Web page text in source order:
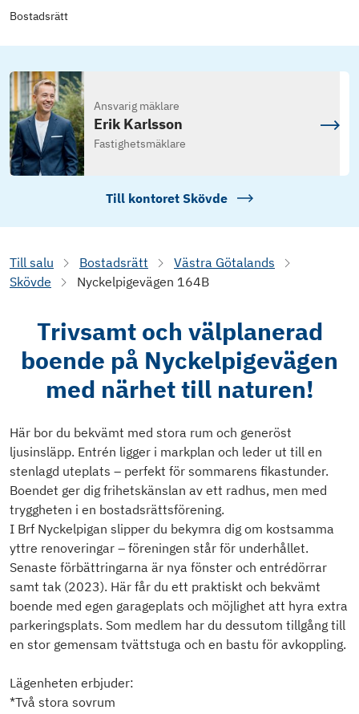
Bostadsrätt
Ansvarig mäklare
Erik Karlsson
Fastighetsmäklare
Till kontoret Skövde
Till salu Bostadsrätt
Västra Götalands
Skövde
Nyckelpigevägen 164B
Trivsamt och välplanerad
boende på Nyckelpigevägen
med närhet till naturen!
Här bor du bekvämt med stora rum och generöst
ljusinsläpp. Entrén ligger i markplan och leder ut till en
stenlagd uteplats – perfekt för sommarens fikastunder.
Boendet ger dig frihetskänslan av ett radhus, men med
tryggheten i en bostadsrättsförening.
I Brf Nyckelpigan slipper du bekymra dig om kostsamma
yttre renoveringar – föreningen står för underhållet.
Senaste förbättringarna är nya fönster och entrédörrar
samt tak (2023). Här får du ett praktiskt och bekvämt
boende med egen garageplats och möjlighet att hyra extra
parkeringsplats. Som medlem har du dessutom tillgång till
en stor gemensam tvättstuga och en bastu för avkoppling.
Lägenheten erbjuder:
*Två stora sovrum